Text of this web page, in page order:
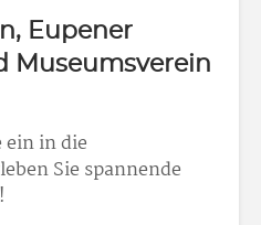
Eupener
Museumsverein
ein in die
Sie spannende